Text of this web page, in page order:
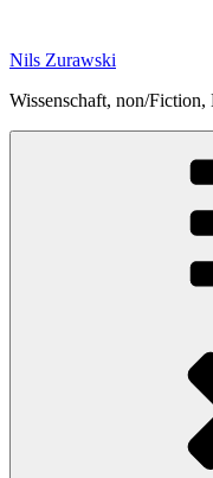
content
Nils Zurawski
Wissenschaft, non/